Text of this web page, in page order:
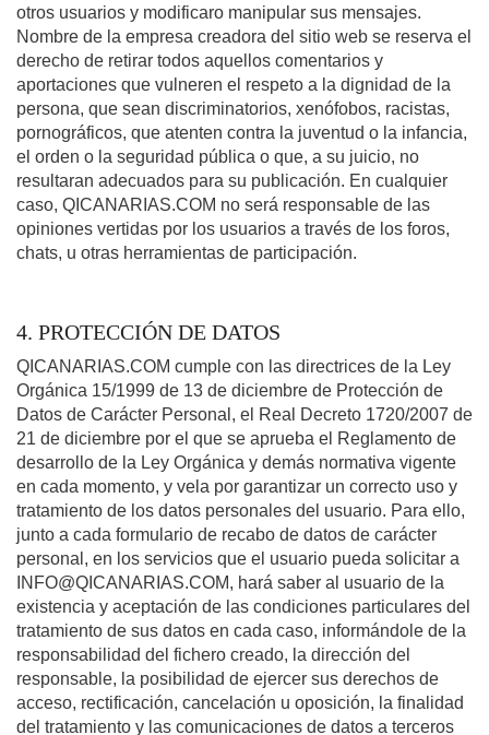
otros usuarios y modificaro manipular sus mensajes.
Nombre de la empresa creadora del sitio web se reserva el
derecho de retirar todos aquellos comentarios y
aportaciones que vulneren el respeto a la dignidad de la
persona, que sean discriminatorios, xenófobos, racistas,
pornográficos, que atenten contra la juventud o la infancia,
el orden o la seguridad pública o que, a su juicio, no
resultaran adecuados para su publicación. En cualquier
caso, QICANARIAS.COM no será responsable de las
opiniones vertidas por los usuarios a través de los foros,
chats, u otras herramientas de participación.
4. PROTECCIÓN DE DATOS
QICANARIAS.COM cumple con las directrices de la Ley
Orgánica 15/1999 de 13 de diciembre de Protección de
Datos de Carácter Personal, el Real Decreto 1720/2007 de
21 de diciembre por el que se aprueba el Reglamento de
desarrollo de la Ley Orgánica y demás normativa vigente
en cada momento, y vela por garantizar un correcto uso y
tratamiento de los datos personales del usuario. Para ello,
junto a cada formulario de recabo de datos de carácter
personal, en los servicios que el usuario pueda solicitar a
INFO@QICANARIAS.COM, hará saber al usuario de la
existencia y aceptación de las condiciones particulares del
tratamiento de sus datos en cada caso, informándole de la
responsabilidad del fichero creado, la dirección del
responsable, la posibilidad de ejercer sus derechos de
acceso, rectificación, cancelación u oposición, la finalidad
del tratamiento y las comunicaciones de datos a terceros